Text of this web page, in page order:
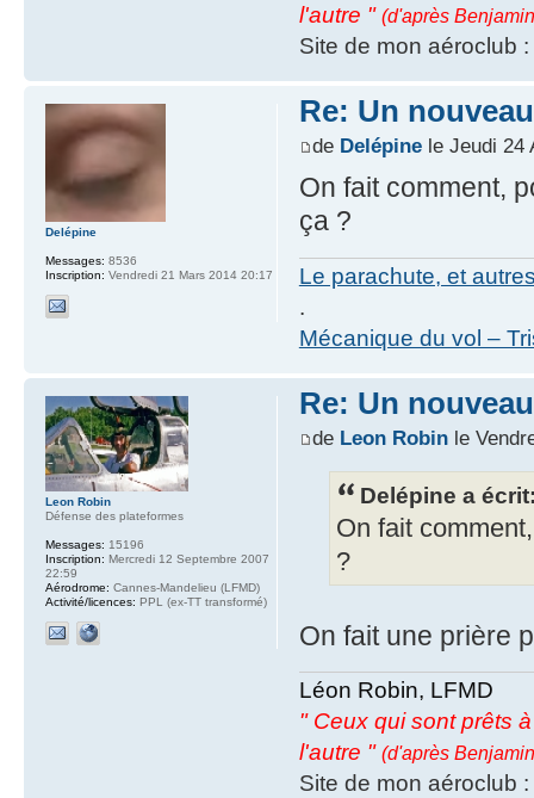
l'autre " (d'après
Site de mon aéroclub :
Re: Un
de Delépinele Jeudi 24
On fait comment,
ça ?
Le parachute, et
.
Mécanique du vol –
Delépine
Messages: 8536
Inscription: Vendredi 21 Mars 2014 20:17
Re: Un
de Leon Robinle
Delépine a
On fait
?
On fait une prière
Léon Robin, LFMD
" Ceux qui sont prêts
l'autre " (d'après
Site de mon aéroclub :
Leon Robin
Défense des plateformes
Messages: 15196
Inscription: Mercredi 12 Septembre 2007
22:59
Aérodrome: Cannes-Mandelieu (LFMD)
Activité/licences: PPL (ex-TT transformé)